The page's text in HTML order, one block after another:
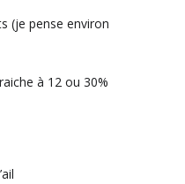
(je pense environ
à 12 ou 30%